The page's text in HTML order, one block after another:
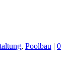
, Poolbau | 0